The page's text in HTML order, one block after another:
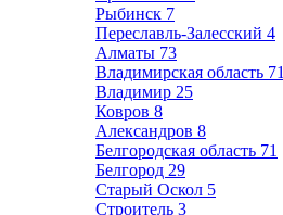
Рыбинск 7
Переславль-Залесский 4
Алматы 73
Владимирская область 71
Владимир 25
Ковров 8
Александров 8
Белгородская область 71
Белгород 29
Старый Оскол 5
Строитель 3